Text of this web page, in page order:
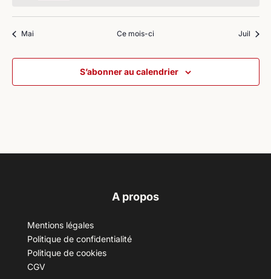
Mai Ce mois-ci Juil
S’abonner au calendrier
A propos
Mentions légales
Politique de confidentialité
Politique de cookies
CGV